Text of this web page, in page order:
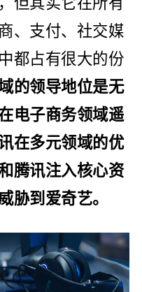
、支付、社交媒
都占有很大的份
的领导地位是无
电子商务领域遥
在多元领域的优
腾讯注入核心资
胁到爱奇艺。